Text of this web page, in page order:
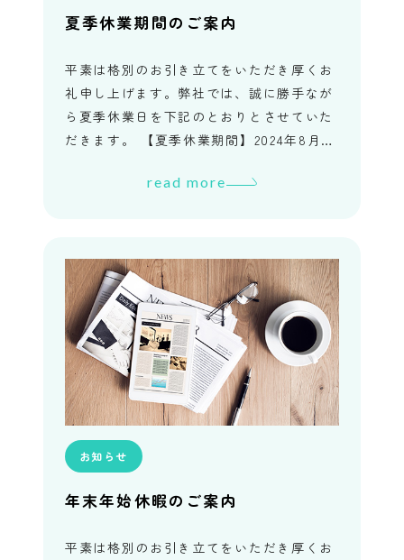
夏季休業期間のご案内
平素は格別のお引き立てをいただき厚くお
礼申し上げます。弊社では、誠に勝手なが
ら夏季休業日を下記のとおりとさせていた
だきます。 【夏季休業期間】2024年8月12
間中にいただい […]
read more
お知らせ
年末年始休暇のご案内
平素は格別のお引き立てをいただき厚くお